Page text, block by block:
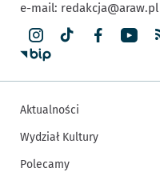
e-mail: redakcja@araw.pl
Aktualności
Wydział Kultury
Polecamy